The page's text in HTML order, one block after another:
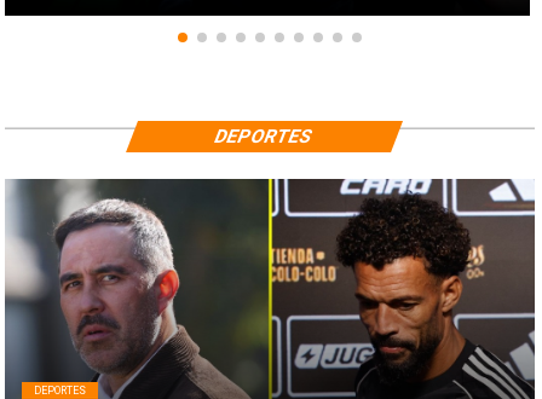
DEPORTES
DEPORTES